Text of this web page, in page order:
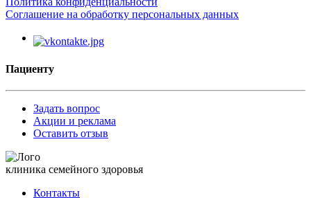
Соглашение на обработку персональных данных
Пациенту
Задать вопрос
Акции и реклама
Оставить отзыв
клиника семейного здоровья
Контакты